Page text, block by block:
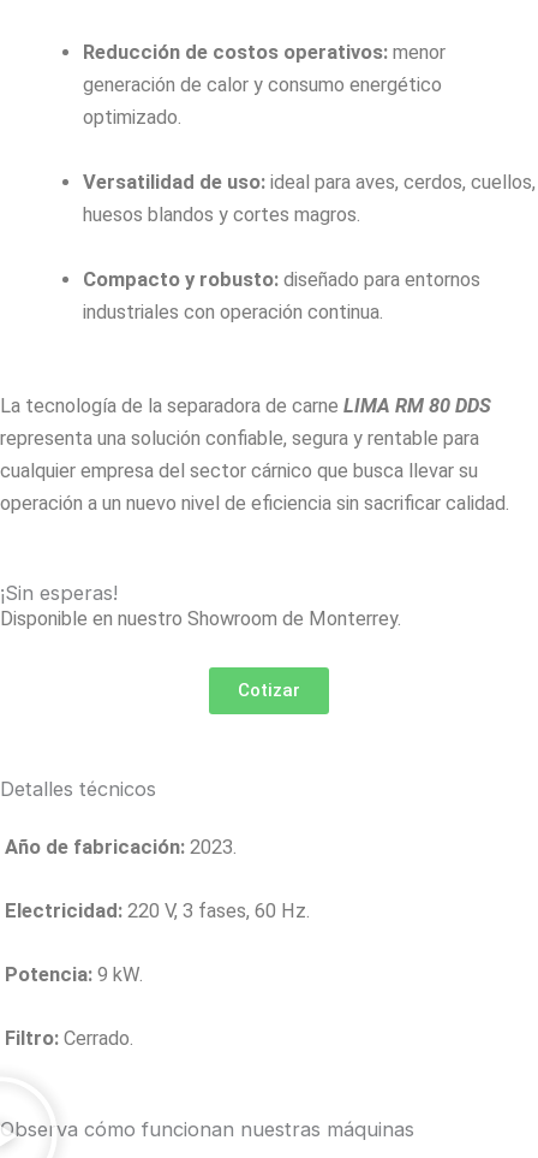
Reducción de costos operativos: menor
generación de calor y consumo energético
optimizado.
Versatilidad de uso: ideal para aves, cerdos, cuellos,
huesos blandos y cortes magros.
Compacto y robusto: diseñado para entornos
industriales con operación continua.
La tecnología de la separadora de carne LIMA RM 80 DDS
representa una solución confiable, segura y rentable para
cualquier empresa del sector cárnico que busca llevar su
operación a un nuevo nivel de eficiencia sin sacrificar calidad.
¡Sin esperas!
Disponible en nuestro Showroom de Monterrey.
Cotizar
Detalles técnicos
Año de fabricación: 2023.
Electricidad: ​220 V, 3 fases​, 60 Hz.
Potencia: 9 kW.
Filtro: ​Cerrado.
Observa cómo funcionan nuestras máquinas